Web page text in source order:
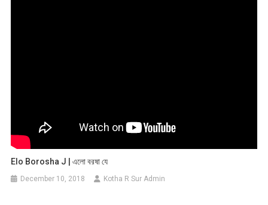
Elo Borosha J | এলো বরষা যে
December 10, 2018 Kotha R Sur Admin